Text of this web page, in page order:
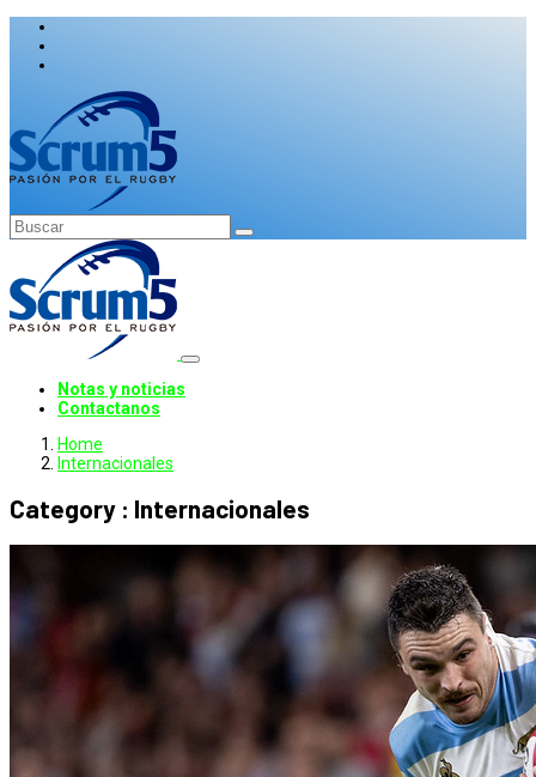
Notas y noticias
Contactanos
Home
Internacionales
Category : Internacionales